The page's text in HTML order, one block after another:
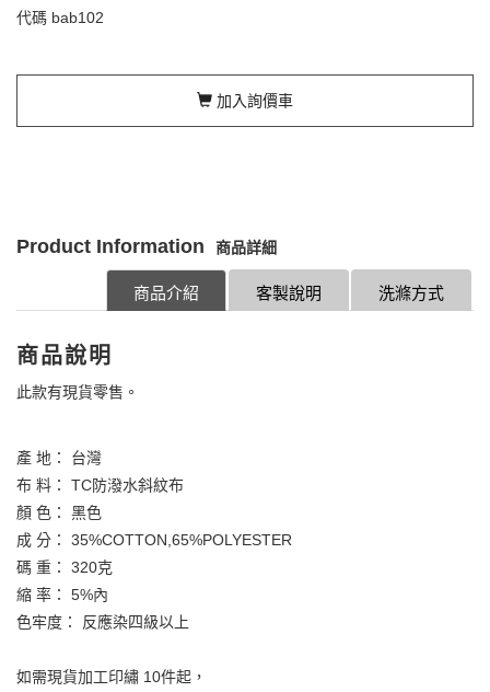
代碼 bab102
加入詢價車
Product Information 商品詳細
洗滌方式
客製說明
商品介紹
商品說明
此款有現貨零售。
產 地： 台灣
布 料： TC防潑水斜紋布
顏 色： 黑色
成 分： 35%COTTON,65%POLYESTER
碼 重： 320克
縮 率： 5%內
色牢度： 反應染四級以上
如需現貨加工印繡 10件起，